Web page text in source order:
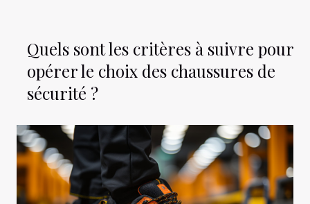
Quels sont les critères à suivre pour
opérer le choix des chaussures de
sécurité ?